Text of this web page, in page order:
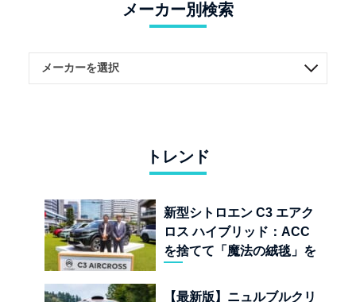
メーカー別検索
トレンド
新型シトロエン C3 エアク
ロス ハイブリッド：ACC
を捨てて「魔法の絨毯」を
児
【最新版】ニュルブルクリ